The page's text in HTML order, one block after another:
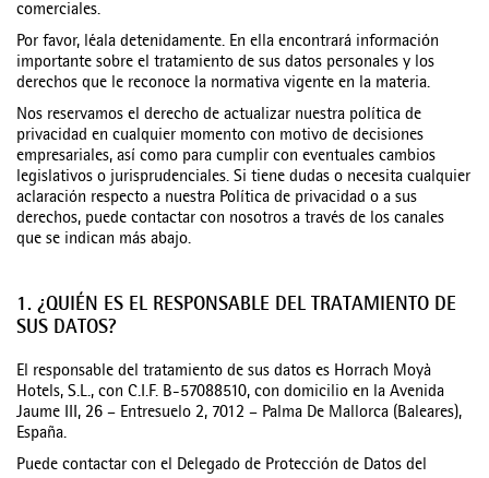
comerciales.
Por favor, léala detenidamente. En ella encontrará información
importante sobre el tratamiento de sus datos personales y los
derechos que le reconoce la normativa vigente en la materia.
Nos reservamos el derecho de actualizar nuestra política de
privacidad en cualquier momento con motivo de decisiones
empresariales, así como para cumplir con eventuales cambios
legislativos o jurisprudenciales. Si tiene dudas o necesita cualquier
aclaración respecto a nuestra Política de privacidad o a sus
derechos, puede contactar con nosotros a través de los canales
que se indican más abajo.
1. ¿QUIÉN ES EL RESPONSABLE DEL TRATAMIENTO DE
SUS DATOS?
El responsable del tratamiento de sus datos es Horrach Moyà
Hotels, S.L., con C.I.F. B-57088510, con domicilio en la Avenida
Jaume III, 26 – Entresuelo 2, 7012 – Palma De Mallorca (Baleares),
España.
Puede contactar con el Delegado de Protección de Datos del